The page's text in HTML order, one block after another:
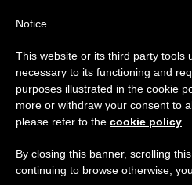
Benedetto XVI
Rosario per
spiritualmente
Notice
This website or its third party tools
necessary to its functioning and
purposes illustrated in the cookie
more or withdraw your consent to
please refer to the cookie policy
By closing this banner, scrolling
continuing to browse otherwise,